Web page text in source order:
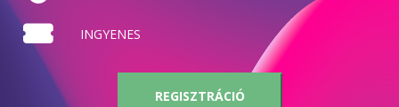
INGYENES
REGISZTRÁCIÓ